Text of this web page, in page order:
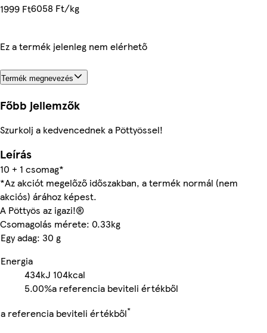
1999 Ft6058 Ft/kg
Ez a termék jelenleg nem elérhető
Termék megnevezés
Főbb jellemzők
Szurkolj a kedvencednek a Pöttyössel!
Leírás
10 + 1 csomag*
*Az akciót megelőző időszakban, a termék normál (nem
akciós) árához képest.
A Pöttyös az igazi!®
Csomagolás mérete: 0.33kg
Egy adag: 30 g
Energia
434kJ 104kcal
5.00%a referencia beviteli értékből
a referencia beviteli értékből*